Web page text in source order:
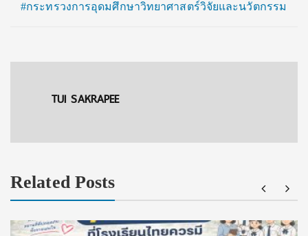
#กระทรวงการอุดมศึกษาวิทยาศาสตร์วิจัยและนวัตกรรม
TUI SAKRAPEE
Related Posts